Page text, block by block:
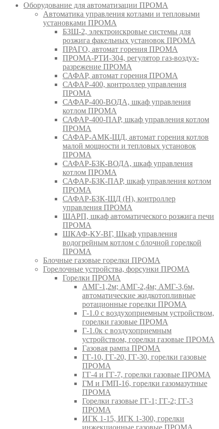
Оборудование для автоматизации ПРОМА
Автоматика управления котлами и тепловыми
установками ПРОМА
БЗШ-2, электроискровые системы для
розжига факельных установок ПРОМА
ПРАГО, автомат горения ПРОМА
ПРОМА-РТИ-304, регулятор газ-воздух-
разрежение ПРОМА
САФАР, автомат горения ПРОМА
САФАР-400, контроллер управления
ПРОМА
САФАР-400-ВОДА, шкаф управления
котлом ПРОМА
САФАР-400-ПАР, шкаф управления котлом
ПРОМА
САФАР-АМК-ЩД, автомат горения котлов
малой мощности и тепловых установок
ПРОМА
САФАР-БЗК-ВОДА, шкаф управления
котлом ПРОМА
САФАР-БЗК-ПАР, шкаф управления котлом
ПРОМА
САФАР-БЗК-ЩД (Н), контроллер
управления ПРОМА
ШАРП, шкаф автоматического розжига печи
ПРОМА
ШКАФ-КУ-ВГ, Шкаф управления
водогрейным котлом с блочной горелкой
ПРОМА
Блочные газовые горелки ПРОМА
Горелочные устройства, форсунки ПРОМА
Горелки ПРОМА
АМГ-1,2м; АМГ-2,4м; АМГ-3,6м,
автоматические жидкотопливные
ротационные горелки ПРОМА
Г-1.0 с воздухоприемным устройством,
горелки газовые ПРОМА
Г-1.0к с воздухоприемным
устройством, горелки газовые ПРОМА
Газовая рампа ПРОМА
ГГ-10, ГГ-20, ГГ-30, горелки газовые
ПРОМА
ГГ-4 и ГГ-7, горелки газовые ПРОМА
ГМ и ГМП-16, горелки газомазутные
ПРОМА
Горелки газовые ГГ-1; ГГ-2; ГГ-3
ПРОМА
ИГК 1-15, ИГК 1-300, горелки
инжекционные газовые ПРОМА